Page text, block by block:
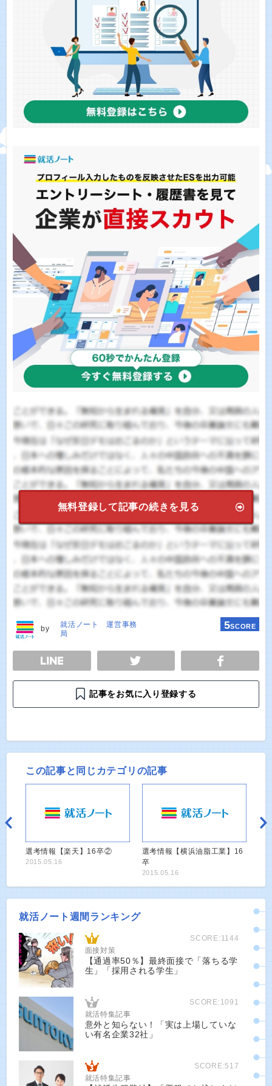
無料登録して記事の続きを見る
by
就活ノート 運営事務
局
5SCORE
TWEET
記事をお気に入り登録する
この記事と同じカテゴリの記事
選考情報【楽天】16卒②
2015.05.16
選考情報【横浜油脂工業】16
卒
2015.05.16
就活ノート週間ランキング
SCORE:1144
面接対策
【通過率50％】最終面接で「落ちる学
生」「採用される学生」
SCORE:1091
就活特集記事
意外と知らない！「実は上場していな
い有名企業32社」
SCORE:517
就活特集記事